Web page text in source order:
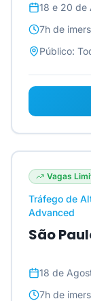
18 e 20 de
7h de
Público:
Vagas
Tráfego de
Advanced
São
18 de
7h de